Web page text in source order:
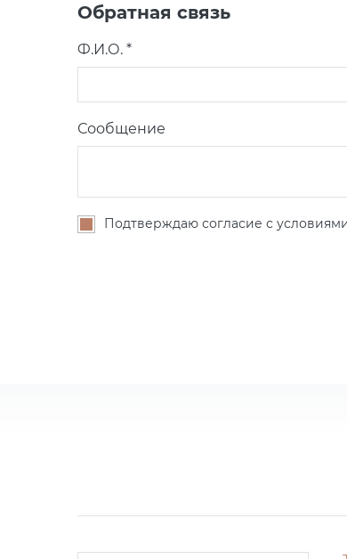
Обратная связь
Ф.И.О. *
Сообщение
Подтверждаю согласие с